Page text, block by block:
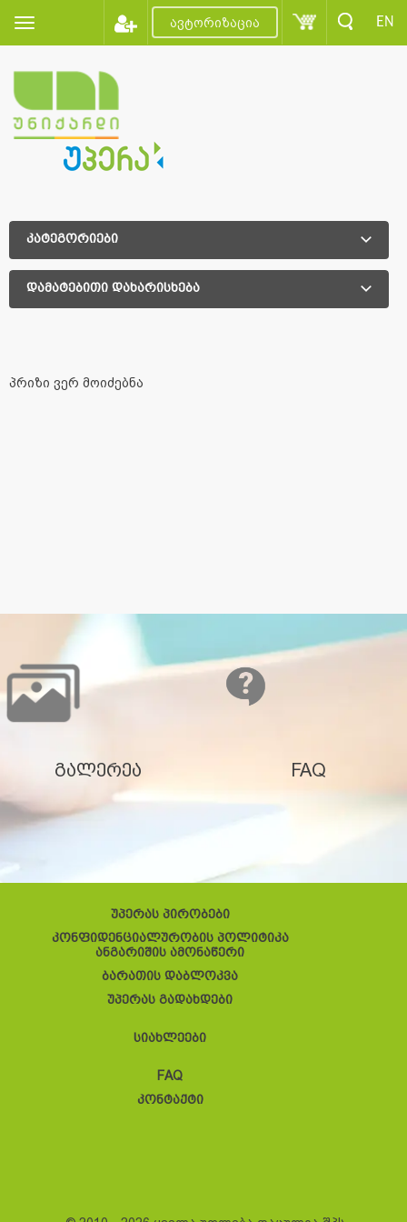
ავტორიზაცია EN
კატეგორიები
დამატებითი დახარისხება
პრიზი ვერ მოიძებნა
გალერეა FAQ
უპერას პირობები
კონფიდენციალურობის პოლიტიკა
ანგარიშის ამონაწერი
ბარათის დაბლოკვა
უპერას გადახდები
სიახლეები
FAQ
კონტაქტი